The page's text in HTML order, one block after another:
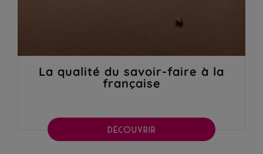
La qualité du savoir-faire à la
française
DÉCOUVRIR